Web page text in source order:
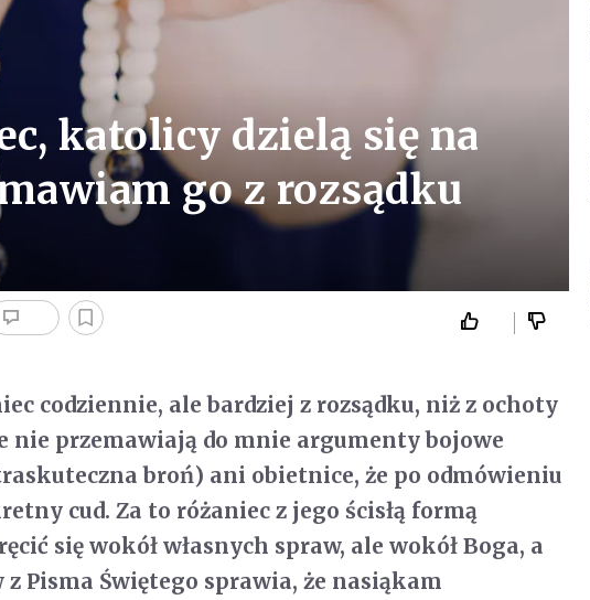
katolicy dzielą się na
go z rozsądku
codziennie, ale bardziej z rozsądku, niż z ochoty
nie przemawiają do mnie argumenty bojowe
broń) ani obietnice, że po odmówieniu
cud. Za to różaniec z jego ścisłą formą
się wokół własnych spraw, ale wokół Boga, a
z Pisma Świętego sprawia, że nasiąkam